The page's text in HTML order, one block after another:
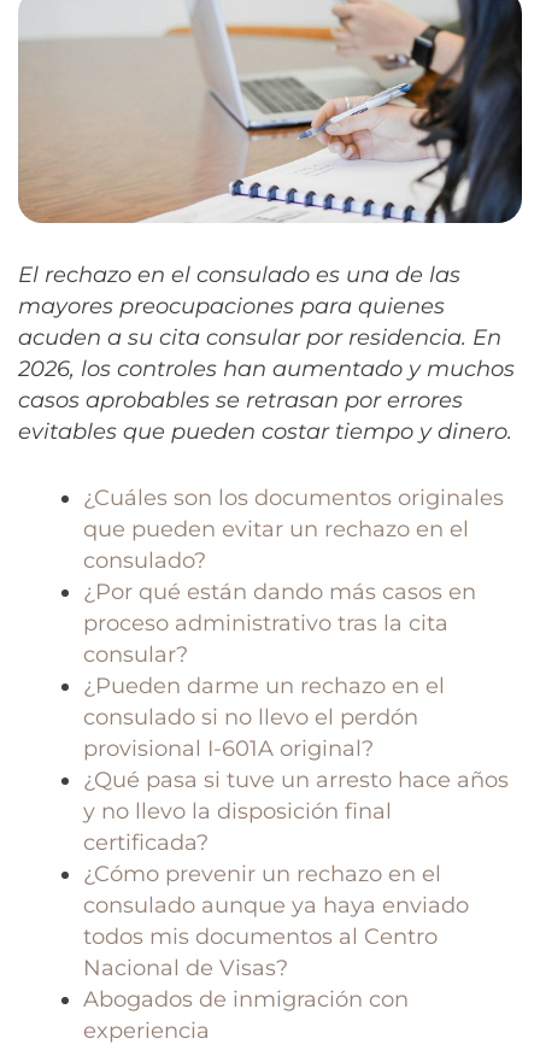
El rechazo en el consulado es una de las
mayores preocupaciones para quienes
acuden a su cita consular por residencia. En
2026, los controles han aumentado y muchos
casos aprobables se retrasan por errores
evitables que pueden costar tiempo y dinero.
¿Cuáles son los documentos originales
que pueden evitar un rechazo en el
consulado?
¿Por qué están dando más casos en
proceso administrativo tras la cita
consular?
¿Pueden darme un rechazo en el
consulado si no llevo el perdón
provisional I-601A original?
¿Qué pasa si tuve un arresto hace años
y no llevo la disposición final
certificada?
¿Cómo prevenir un rechazo en el
consulado aunque ya haya enviado
todos mis documentos al Centro
Nacional de Visas?
Abogados de inmigración con
experiencia